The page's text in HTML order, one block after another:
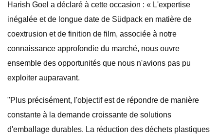
Harish Goel a déclaré à cette occasion : « L'expertise
inégalée et de longue date de Südpack en matière de
coextrusion et de finition de film, associée à notre
connaissance approfondie du marché, nous ouvre
ensemble des opportunités que nous n'avions pas pu
exploiter auparavant.
"Plus précisément, l'objectif est de répondre de manière
constante à la demande croissante de solutions
d'emballage durables. La réduction des déchets plastiques